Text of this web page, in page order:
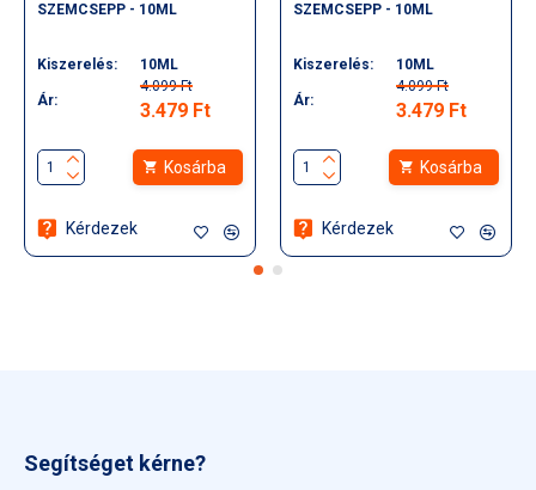
SZEMCSEPP - 10ML
Kiszerelés: 10ML
Ár:
4.099 Ft
3.479 Ft
Kosárba
Kérdezek
SZEMCSEPP - 10ML
Kiszerelés: 10ML
Ár:
4.099 Ft
3.479 Ft
Kosárba
Kérdezek
Segítséget kérne?